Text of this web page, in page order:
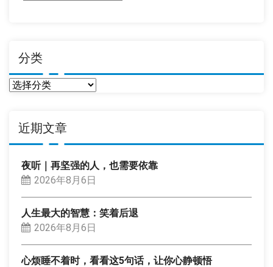
分类
分
近期文章
夜听｜再坚强的人，也需要依靠
2026年8月6日
人生最大的智慧：笑着后退
2026年8月6日
心烦睡不着时，看看这5句话，让你心静顿悟